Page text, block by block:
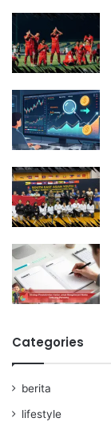
Categories
berita
lifestyle